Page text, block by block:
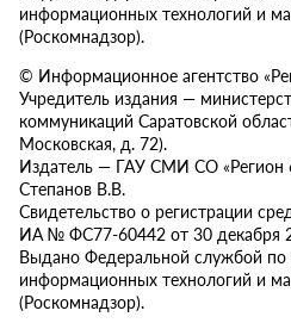
информационных технологий и
(Роскомнадзор).
© Информационное агентство
Учредитель издания —
коммуникаций Саратовской
Московская, д. 72).
Издатель — ГАУ СМИ СО «Регион
Степанов В.В.
Свидетельство о регистрации
ИА № ФС77-60442 от 30 декабря
Выдано Федеральной службой по
информационных технологий и
(Роскомнадзор).